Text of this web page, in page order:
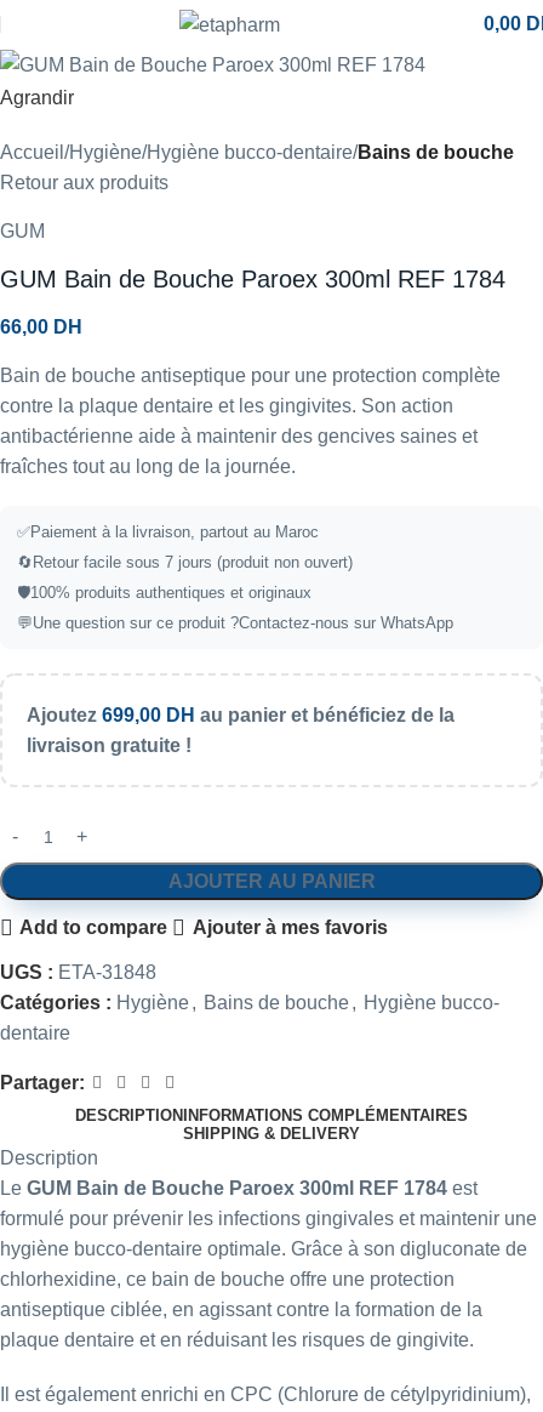
0,00
Agrandir
Accueil Hygiène Hygiène bucco-dentaire Bains de bouche
Retour aux produits
GUM
GUM Bain de Bouche Paroex 300ml REF 1784
66,00 DH
Bain de bouche antiseptique pour une protection complète
contre la plaque dentaire et les gingivites. Son action
antibactérienne aide à maintenir des gencives saines et
fraîches tout au long de la journée.
✅Paiement à la livraison, partout au Maroc
🔄Retour facile sous 7 jours (produit non ouvert)
🛡️100% produits authentiques et originaux
💬Une question sur ce produit ?Contactez-nous sur WhatsApp
Ajoutez 699,00 DH au panier et bénéficiez de la
livraison gratuite !
AJOUTER AU PANIER
Add to compare Ajouter à mes favoris
UGS : ETA-31848
Catégories : Hygiène, Bains de bouche, Hygiène bucco-
dentaire
Partager:
DESCRIPTIONINFORMATIONS COMPLÉMENTAIRES
SHIPPING & DELIVERY
Description
Le GUM Bain de Bouche Paroex 300ml REF 1784 est
formulé pour prévenir les infections gingivales et maintenir une
hygiène bucco-dentaire optimale. Grâce à son digluconate de
chlorhexidine, ce bain de bouche offre une protection
antiseptique ciblée, en agissant contre la formation de la
plaque dentaire et en réduisant les risques de gingivite.
Il est également enrichi en CPC (Chlorure de cétylpyridinium),